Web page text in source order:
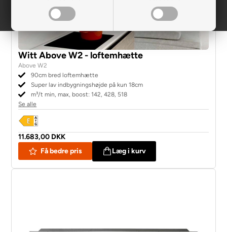
Witt Above W2 - loftemhætte
Above W2
90cm bred loftemhætte
Super lav indbygningshøjde på kun 18cm
m³/t min, max, boost: 142, 428, 518
Se alle
11.683,00 DKK
Få bedre pris
Læg i kurv